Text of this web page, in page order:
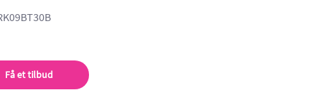
Få et tilbud